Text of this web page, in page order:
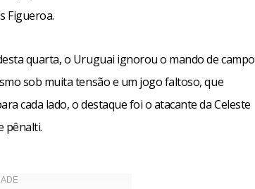
Figueroa.
quarta, o Uruguai ignorou o mando de campo
sob muita tensão e um jogo faltoso, que
cada lado, o destaque foi o atacante da Celeste
pênalti.